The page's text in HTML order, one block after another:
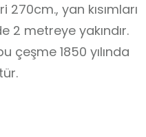
270cm., yan kısımları
2 metreye yakındır.
çeşme 1850 yılında